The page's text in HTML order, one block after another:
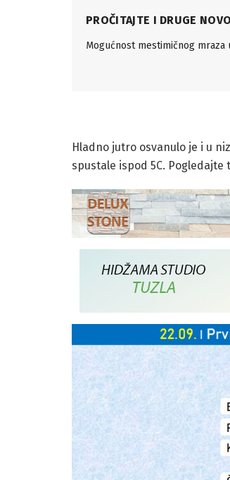
PROČITAJTE I DRUGE
Mogućnost mestimičnog
Hladno jutro osvanulo je i u
spustale ispod 5C.